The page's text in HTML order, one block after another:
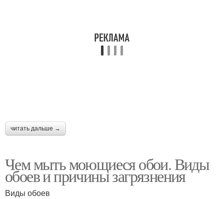
читать дальше →
Чем мыть моющиеся обои. Виды
обоев и причины загрязнения
Виды обоев